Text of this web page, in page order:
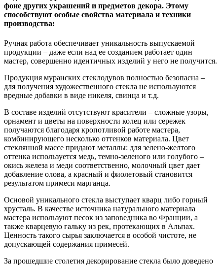
фоне других украшений и предметов декора. Этому
способствуют особые свойства материала и техники
производства:
Ручная работа обеспечивает уникальность выпускаемой
продукции – даже если над ее созданием работает один
мастер, совершенно идентичных изделий у него не получится.
Продукция муранских стеклодувов полностью безопасна –
для получения художественного стекла не используются
вредные добавки в виде никеля, свинца и т.д.
В составе изделий отсутствуют красители – сложные узоры,
орнамент и цветы на поверхности колец или сережек
получаются благодаря кропотливой работе мастера,
комбинирующего несколько оттенков материала. Цвет
стеклянной массе придают металлы: для зелено-желтого
оттенка используется медь, темно-зеленого или голубого –
окись железа и меди соответственно, молочный цвет дает
добавление олова, а красный и фиолетовый становится
результатом примеси марганца.
Основой уникального стекла выступает кварц либо горный
хрусталь. В качестве источника натурального материала
мастера используют песок из заповедника во Франции, а
также кварцевую гальку из рек, протекающих в Альпах.
Ценность такого сырья заключается в особой чистоте, не
допускающей содержания примесей.
За прошедшие столетия декорирование стекла было доведено